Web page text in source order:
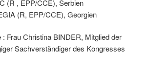
(R , EPP/CCE), Serbien
(R, EPP/CCE), Georgien
: Frau Christina BINDER, Mitglied der
Sachverständiger des Kongresses